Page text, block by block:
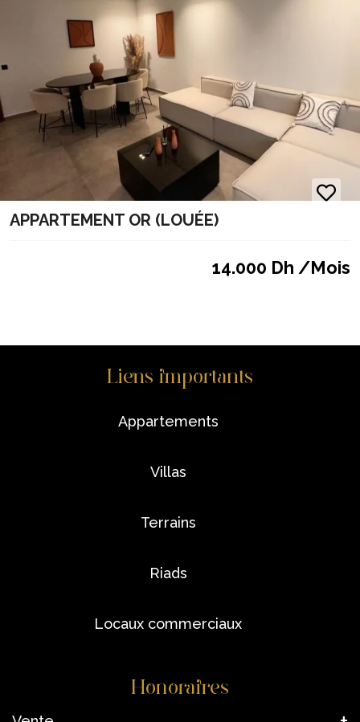
APPARTEMENT OR (LOUÉE)
14.000 Dh /Mois
Liens importants
appartements
villas
terrains
riads
locaux commerciaux
Honoraires